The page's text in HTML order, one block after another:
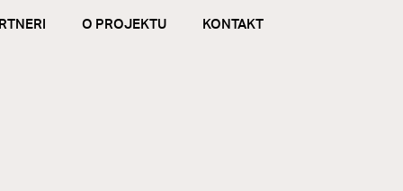
O PROJEKTU KONTAKT